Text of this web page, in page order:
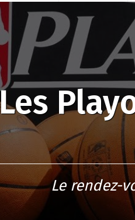
Le rendez-